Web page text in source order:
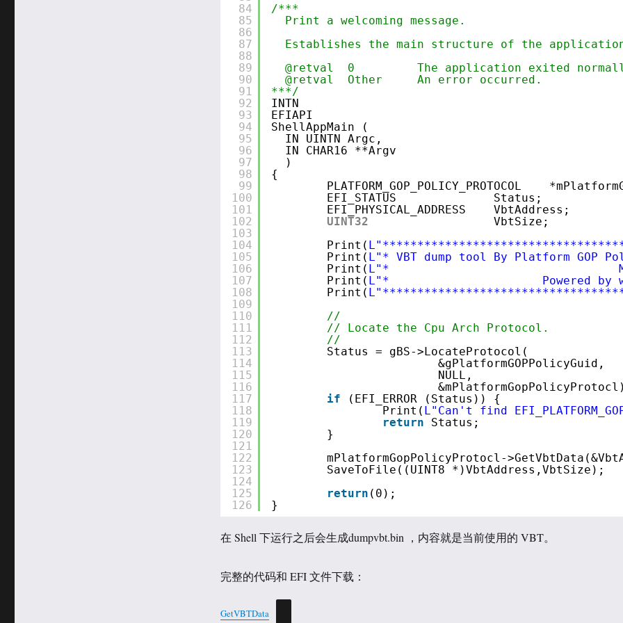
84
85
86
87
88
89
90
91
92
93
94
95
96
97
98
99
100
101
102
103
104
105
106
107
108
109
110
111
112
113
114
115
116
117
118
119
120
121
122
123
124
125
126
/***
Print a welcoming message.
Establishes the main structure of the
@retval  0         The application exited
@retval  Other     An error occurred.
***/
INTN
EFIAPI
ShellAppMain (
IN UINTN Argc,
IN CHAR16 **Argv
)
{
PLATFORM_GOP_POLICY_PROTOCOL
EFI_STATUS              Status;
EFI_PHYSICAL_ADDRESS    VbtAddress;
UINT32
VbtSize;
Print(
Print( L"* VBT dump tool By Platform GOP
Print( L"*
Print( L"*                      Powered by
Print(
//
// Locate the Cpu Arch Protocol.
//
Status = gBS->LocateProtocol(
&gPlatformGOPPolicyGuid,
NULL,
if
(EFI_ERROR (Status)) {
Print( L"Can't find
return
Status;
}
mPlatformGopPolicyProtocl-
SaveToFile((UINT8 *)VbtAddress,VbtSize);
return (0);
}
在 Shell 下运行之后会生成dumpvbt.bin ，内容就是当前使用的 VBT。
完整的代码和 EFI 文件下载：
GetVBTData